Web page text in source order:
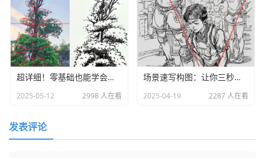
广告位
超详细！零基础也能学会画树教程
2025-05-12 2998 人在看
场景速写构图：让你三秒锁死考官视线！
2025-04-19 2287 人在看
发表评论